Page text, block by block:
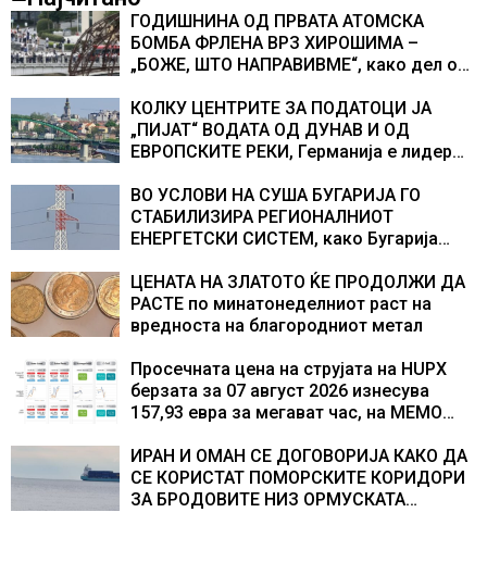
ГОДИШНИНА ОД ПРВАТА АТОМСКА
БОМБА ФРЛЕНА ВРЗ ХИРОШИМА –
„БОЖЕ, ШТО НАПРАВИВМЕ“, како дел од
учесниците во бомбардирањето го
доживуваа овој настан што го промени
текот на историјата
КОЛКУ ЦЕНТРИТЕ ЗА ПОДАТОЦИ ЈА
„ПИЈАТ“ ВОДАТА ОД ДУНАВ И ОД
ЕВРОПСКИТЕ РЕКИ, Германија е лидер
центри за податоци
ВО УСЛОВИ НА СУША БУГАРИЈА ГО
СТАБИЛИЗИРА РЕГИОНАЛНИОТ
ЕНЕРГЕТСКИ СИСТЕМ, како Бугарија
складирање на енергија од батерии
ЦЕНАТА НА ЗЛАТОТО ЌЕ ПРОДОЛЖИ ДА
РАСТЕ по минатонеделниот раст на
вредноста на благородниот метал
Просечната цена на струјата на HUPX
берзата за 07 август 2026 изнесува
157,93 евра за мегават час, на МЕМО
ИРАН И ОМАН СЕ ДОГОВОРИЈА КАКО ДА
СЕ КОРИСТАТ ПОМОРСКИТЕ КОРИДОРИ
ЗА БРОДОВИТЕ НИЗ ОРМУСКАТА